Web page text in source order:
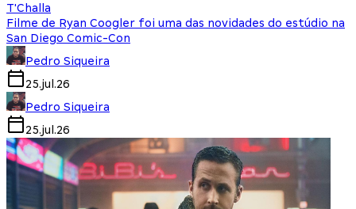
T'Challa
Filme de Ryan Coogler foi uma das novidades do estúdio na
San Diego Comic-Con
Pedro Siqueira
25.jul.26
Pedro Siqueira
25.jul.26